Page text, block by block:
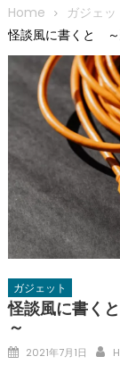
Home
ガジェッ
怪談風に書くと ～
ガジェット
怪談風に書く
～
Posted
2021年7月1日